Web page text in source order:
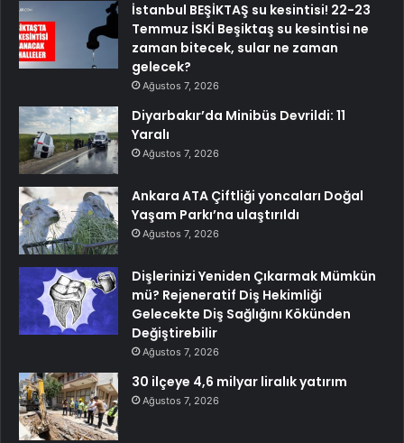
İstanbul BEŞİKTAŞ su kesintisi! 22-23
Temmuz İSKİ Beşiktaş su kesintisi ne
zaman bitecek, sular ne zaman
gelecek?
Ağustos 7, 2026
Diyarbakır’da Minibüs Devrildi: 11
Yaralı
Ağustos 7, 2026
Ankara ATA Çiftliği yoncaları Doğal
Yaşam Parkı’na ulaştırıldı
Ağustos 7, 2026
Dişlerinizi Yeniden Çıkarmak Mümkün
mü? Rejeneratif Diş Hekimliği
Gelecekte Diş Sağlığını Kökünden
Değiştirebilir
Ağustos 7, 2026
30 ilçeye 4,6 milyar liralık yatırım
Ağustos 7, 2026